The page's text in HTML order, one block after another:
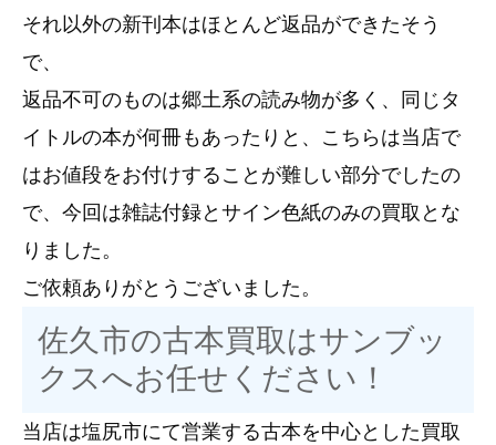
それ以外の新刊本はほとんど返品ができたそう
で、
返品不可のものは郷土系の読み物が多く、同じタ
イトルの本が何冊もあったりと、こちらは当店で
はお値段をお付けすることが難しい部分でしたの
で、今回は雑誌付録とサイン色紙のみの買取とな
りました。
ご依頼ありがとうございました。
佐久市の古本買取はサンブッ
クスへお任せください！
当店は塩尻市にて営業する古本を中心とした買取